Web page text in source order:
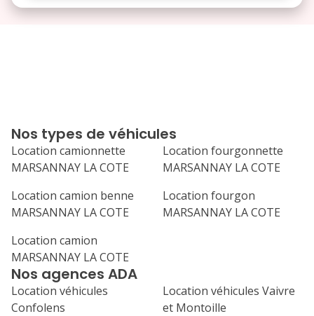
24 25 26
31
septembre 2026
lu ma me je
ve
7 8
16 17
Nos agences ADA
Location véhicules
Confolens
Location véhicules Vaivre
et Montoille
Nos types de véhicules
Location camionnette
MARSANNAY LA COTE
Location fourgonnette
MARSANNAY LA COTE
Location camion benne
MARSANNAY LA COTE
Location fourgon
MARSANNAY LA COTE
Location camion
MARSANNAY LA COTE